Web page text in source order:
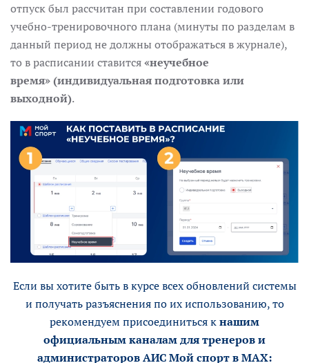
отпуск был рассчитан при составлении годового
учебно-тренировочного плана (минуты по разделам в
данный период не должны отображаться в журнале),
то в расписании ставится«неучебное
время»(индивидуальная подготовка или
выходной).
Если вы хотите быть в курсе всех обновлений системы
и получать разъяснения по их использованию, то
рекомендуем присоединиться кнашим
официальным каналам для тренеров и
администраторов АИС Мой спорт в MAX: